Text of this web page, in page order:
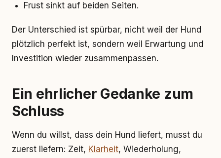
Frust sinkt auf beiden Seiten.
Der Unterschied ist spürbar, nicht weil der Hund
plötzlich perfekt ist, sondern weil Erwartung und
Investition wieder zusammenpassen.
Ein ehrlicher Gedanke zum
Schluss
Wenn du willst, dass dein Hund liefert, musst du
zuerst liefern: Zeit, Klarheit, Wiederholung,